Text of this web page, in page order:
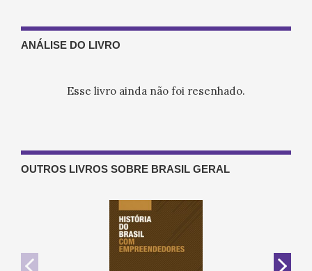
ANÁLISE DO LIVRO
Esse livro ainda não foi resenhado.
OUTROS LIVROS SOBRE BRASIL GERAL